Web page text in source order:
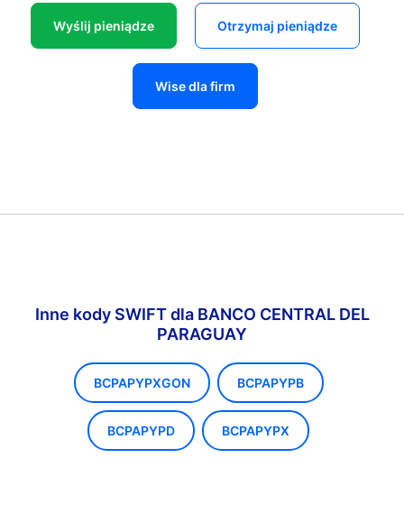
Wyślij pieniądze Otrzymaj pieniądze
Wise dla firm
Inne kody SWIFT dla BANCO CENTRAL DEL
PARAGUAY
BCPAPYPXGON BCPAPYPB
BCPAPYPD BCPAPYPX